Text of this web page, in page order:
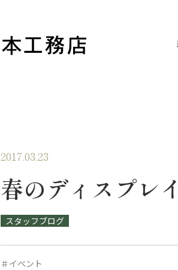
2017.03.23
春のディスプレ
スタッフブログ
＃イベント